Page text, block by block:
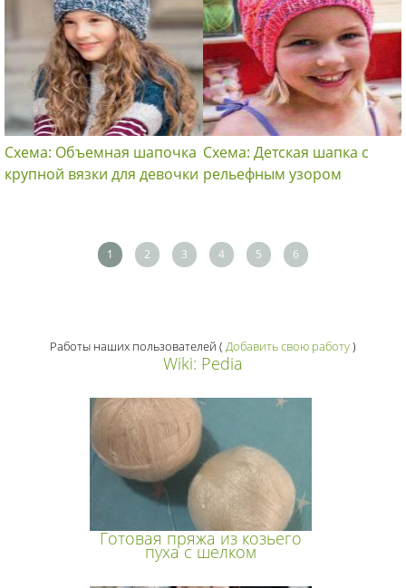
Схема: Объемная шапочка
крупной вязки для девочки
Схема: Детская шапка с
рельефным узором
1 2 3 4 5 6
Работы наших пользователей ( Добавить свою работу)
Wiki: Pedia
Готовая пряжа из козьего
пуха с шелком